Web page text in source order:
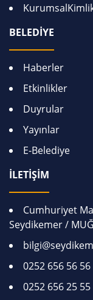
BELEDİYE
Haberler
Etkinlikler
Duyrular
Yayınlar
E-Belediye
İLETİŞİM
Cumhuriyet
Seydikemer /
0252 656 56 56
0252 656 25 55